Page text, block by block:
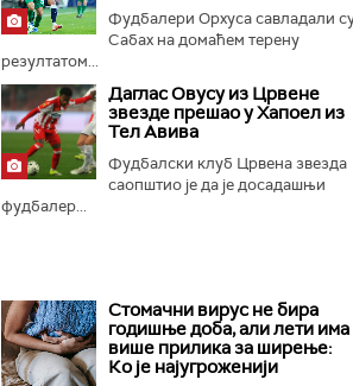
Фудбалери Орхуса савладали
Сабах на домаћем терену
резултатом...
Даглас Овусу из Црвене
звезде прешао у Хапоел из
Тел Авива
Фудбалски клуб Црвена звезда
саопштио је да је досадашњи
фудбалер...
Стомачни вирус не бира
годишње доба, али лети има
више прилика за ширење:
Ко је најугроженији